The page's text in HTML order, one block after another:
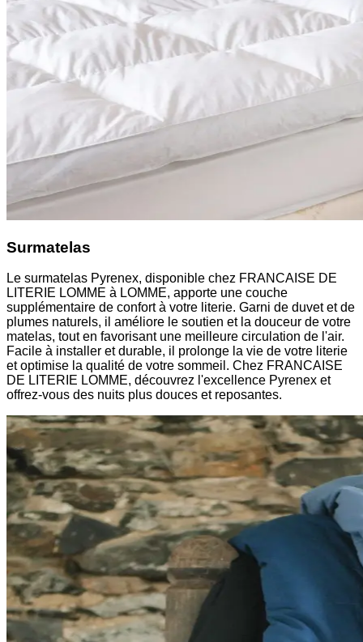
Surmatelas
Le surmatelas Pyrenex, disponible chez FRANCAISE DE
LITERIE LOMME à LOMME, apporte une couche
supplémentaire de confort à votre literie. Garni de duvet et de
plumes naturels, il améliore le soutien et la douceur de votre
matelas, tout en favorisant une meilleure circulation de l'air.
Facile à installer et durable, il prolonge la vie de votre literie
et optimise la qualité de votre sommeil. Chez FRANCAISE
DE LITERIE LOMME, découvrez l'excellence Pyrenex et
offrez-vous des nuits plus douces et reposantes.